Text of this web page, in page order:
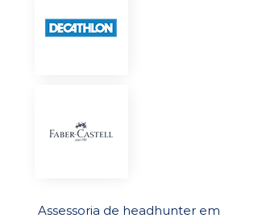
Assessoria de headhunter em